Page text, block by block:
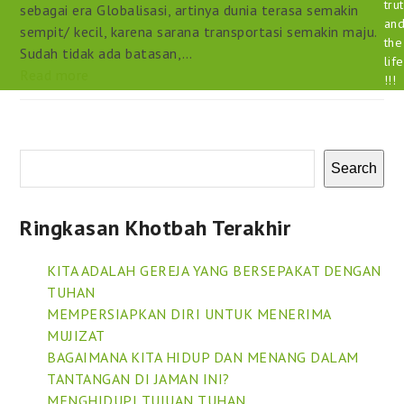
sebagai era Globalisasi, artinya dunia terasa semakin
sempit/ kecil, karena sarana transportasi semakin maju.
Sudah tidak ada batasan,…
Search
Ringkasan Khotbah Terakhir
KITA ADALAH GEREJA YANG BERSEPAKAT DENGAN
TUHAN
MEMPERSIAPKAN DIRI UNTUK MENERIMA
MUJIZAT
BAGAIMANA KITA HIDUP DAN MENANG DALAM
TANTANGAN DI JAMAN INI?
MENGHIDUPI TUJUAN TUHAN
the
life
!!!